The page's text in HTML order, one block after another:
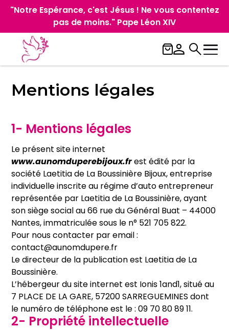
"Notre Espérance, c'est Jésus ! Ne vous contentez
pas de moins." Pape Léon XIV
Mentions légales
1- Mentions légales
Le présent site internet
www.aunomduperebijoux.frest édité par la
société Laetitia de La Boussinière Bijoux, entreprise
individuelle inscrite au régime d’auto entrepreneur
représentée par Laetitia de La Boussinière, ayant
son siège social au 66 rue du Général Buat – 44000
Nantes, immatriculée sous le n° 521 705 822.
Pour nous contacter par email :
contact@aunomdupere.fr
Le directeur de la publication est Laetitia de La
Boussinière.
L’hébergeur du site internet est Ionis 1and1, situé au
7 PLACE DE LA GARE, 57200 SARREGUEMINES dont
le numéro de téléphone est le : 09 70 80 89 11.
2- Propriété intellectuelle